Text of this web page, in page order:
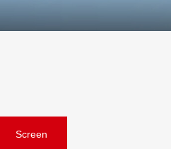
Screen